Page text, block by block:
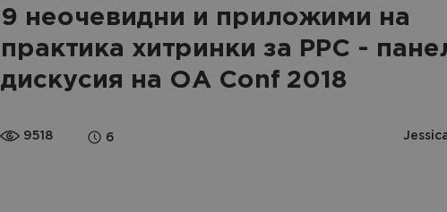
9 неочевидни и приложими на
практика хитринки за PPC -
дискусия на OA Conf 2018
9518 6